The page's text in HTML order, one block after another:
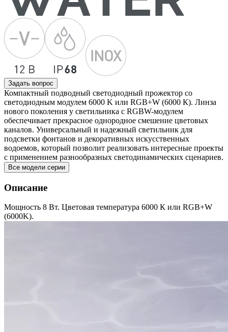
Задать вопрос
Компактный подводный светодиодный прожектор со
светодиодным модулем 6000 K или RGB+W (6000 К). Линза
нового поколения у светильника с RGBW-модулем
обеспечивает прекрасное однородное смешение цветовых
каналов. Универсальный и надежный светильник для
подсветки фонтанов и декоративных искусственных
водоемов, который позволит реализовать интересные проекты
с применением разнообразных светодинамических сценариев.
Все модели серии
Описание
Мощность 8 Вт. Цветовая температура 6000 К или RGB+W
(6000K).